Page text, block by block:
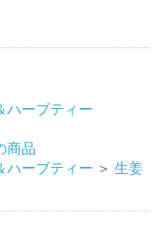
ハーブティー
商品
ハーブティー ＞ 生姜